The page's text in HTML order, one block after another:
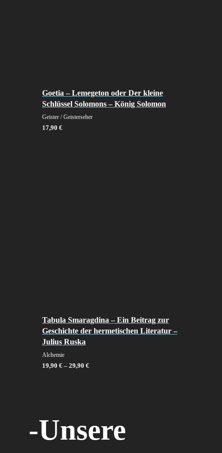
Goetia – Lemegeton oder Der kleine
Schlüssel Solomons – König Solomon
Geister / Geisterseher
17,90 €
Tabula Smaragdina – Ein Beitrag zur
Geschichte der hermetischen Literatur –
Julius Ruska
Alchemie
19,90 €– 29,90 €
-Unsere